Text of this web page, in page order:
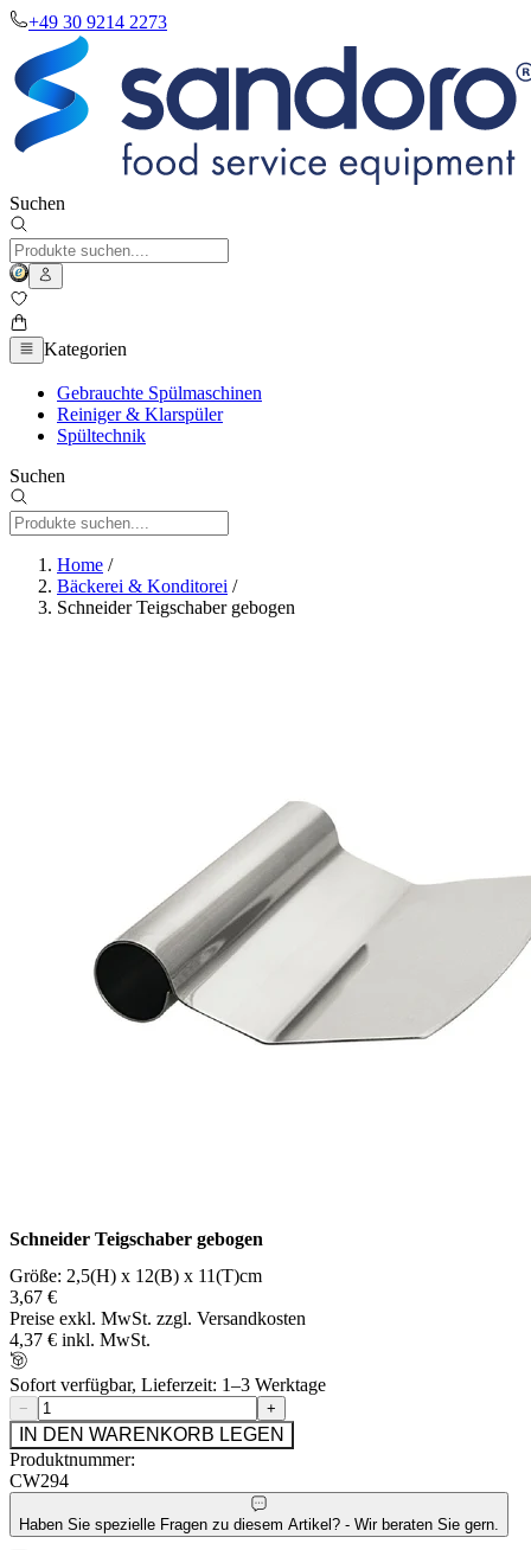
+49 30 9214 2273
Suchen
Kategorien
Gebrauchte Spülmaschinen
Reiniger & Klarspüler
Spültechnik
Suchen
Home /
Bäckerei & Konditorei /
Schneider Teigschaber gebogen
Schneider Teigschaber gebogen
Größe: 2,5(H) x 12(B) x 11(T)cm
3,67 €
Preise exkl. MwSt. zzgl. Versandkosten
4,37 € inkl. MwSt.
Sofort verfügbar, Lieferzeit: 1–3 Werktage
− +
IN DEN WARENKORB LEGEN
Produktnummer:
CW294
Haben Sie spezielle Fragen zu diesem Artikel? - Wir beraten Sie gern.